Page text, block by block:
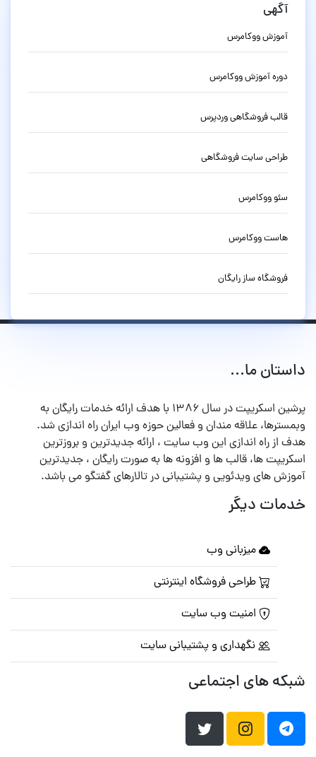
آگهی
آموزش ووکامرس
دوره آموزش ووکامرس
قالب فروشگاهی وردپرس
طراحی سایت فروشگاهی
سئو ووکامرس
هاست ووکامرس
فروشگاه ساز رایگان
داستان ما...
پرشین اسکریپت در سال ۱۳۸۶ با هدف ارائه خدمات رایگان به
وبمسترها، علاقه مندان و فعالین حوزه وب ایران راه اندازی شد.
هدف از راه اندازی این وب سایت ، ارائه جدیدترین و بروزترین
اسکریپت ها، قالب ها و افزونه ها به صورت رایگان ، جدیدترین
آموزش های ویدئویی و پشتیبانی در تالارهای گفتگو می باشد.
خدمات دیگر
میزبانی وب
طراحی فروشگاه اینترنتی
امنیت وب سایت
نگهداری و پشتیبانی سایت
شبکه های اجتماعی